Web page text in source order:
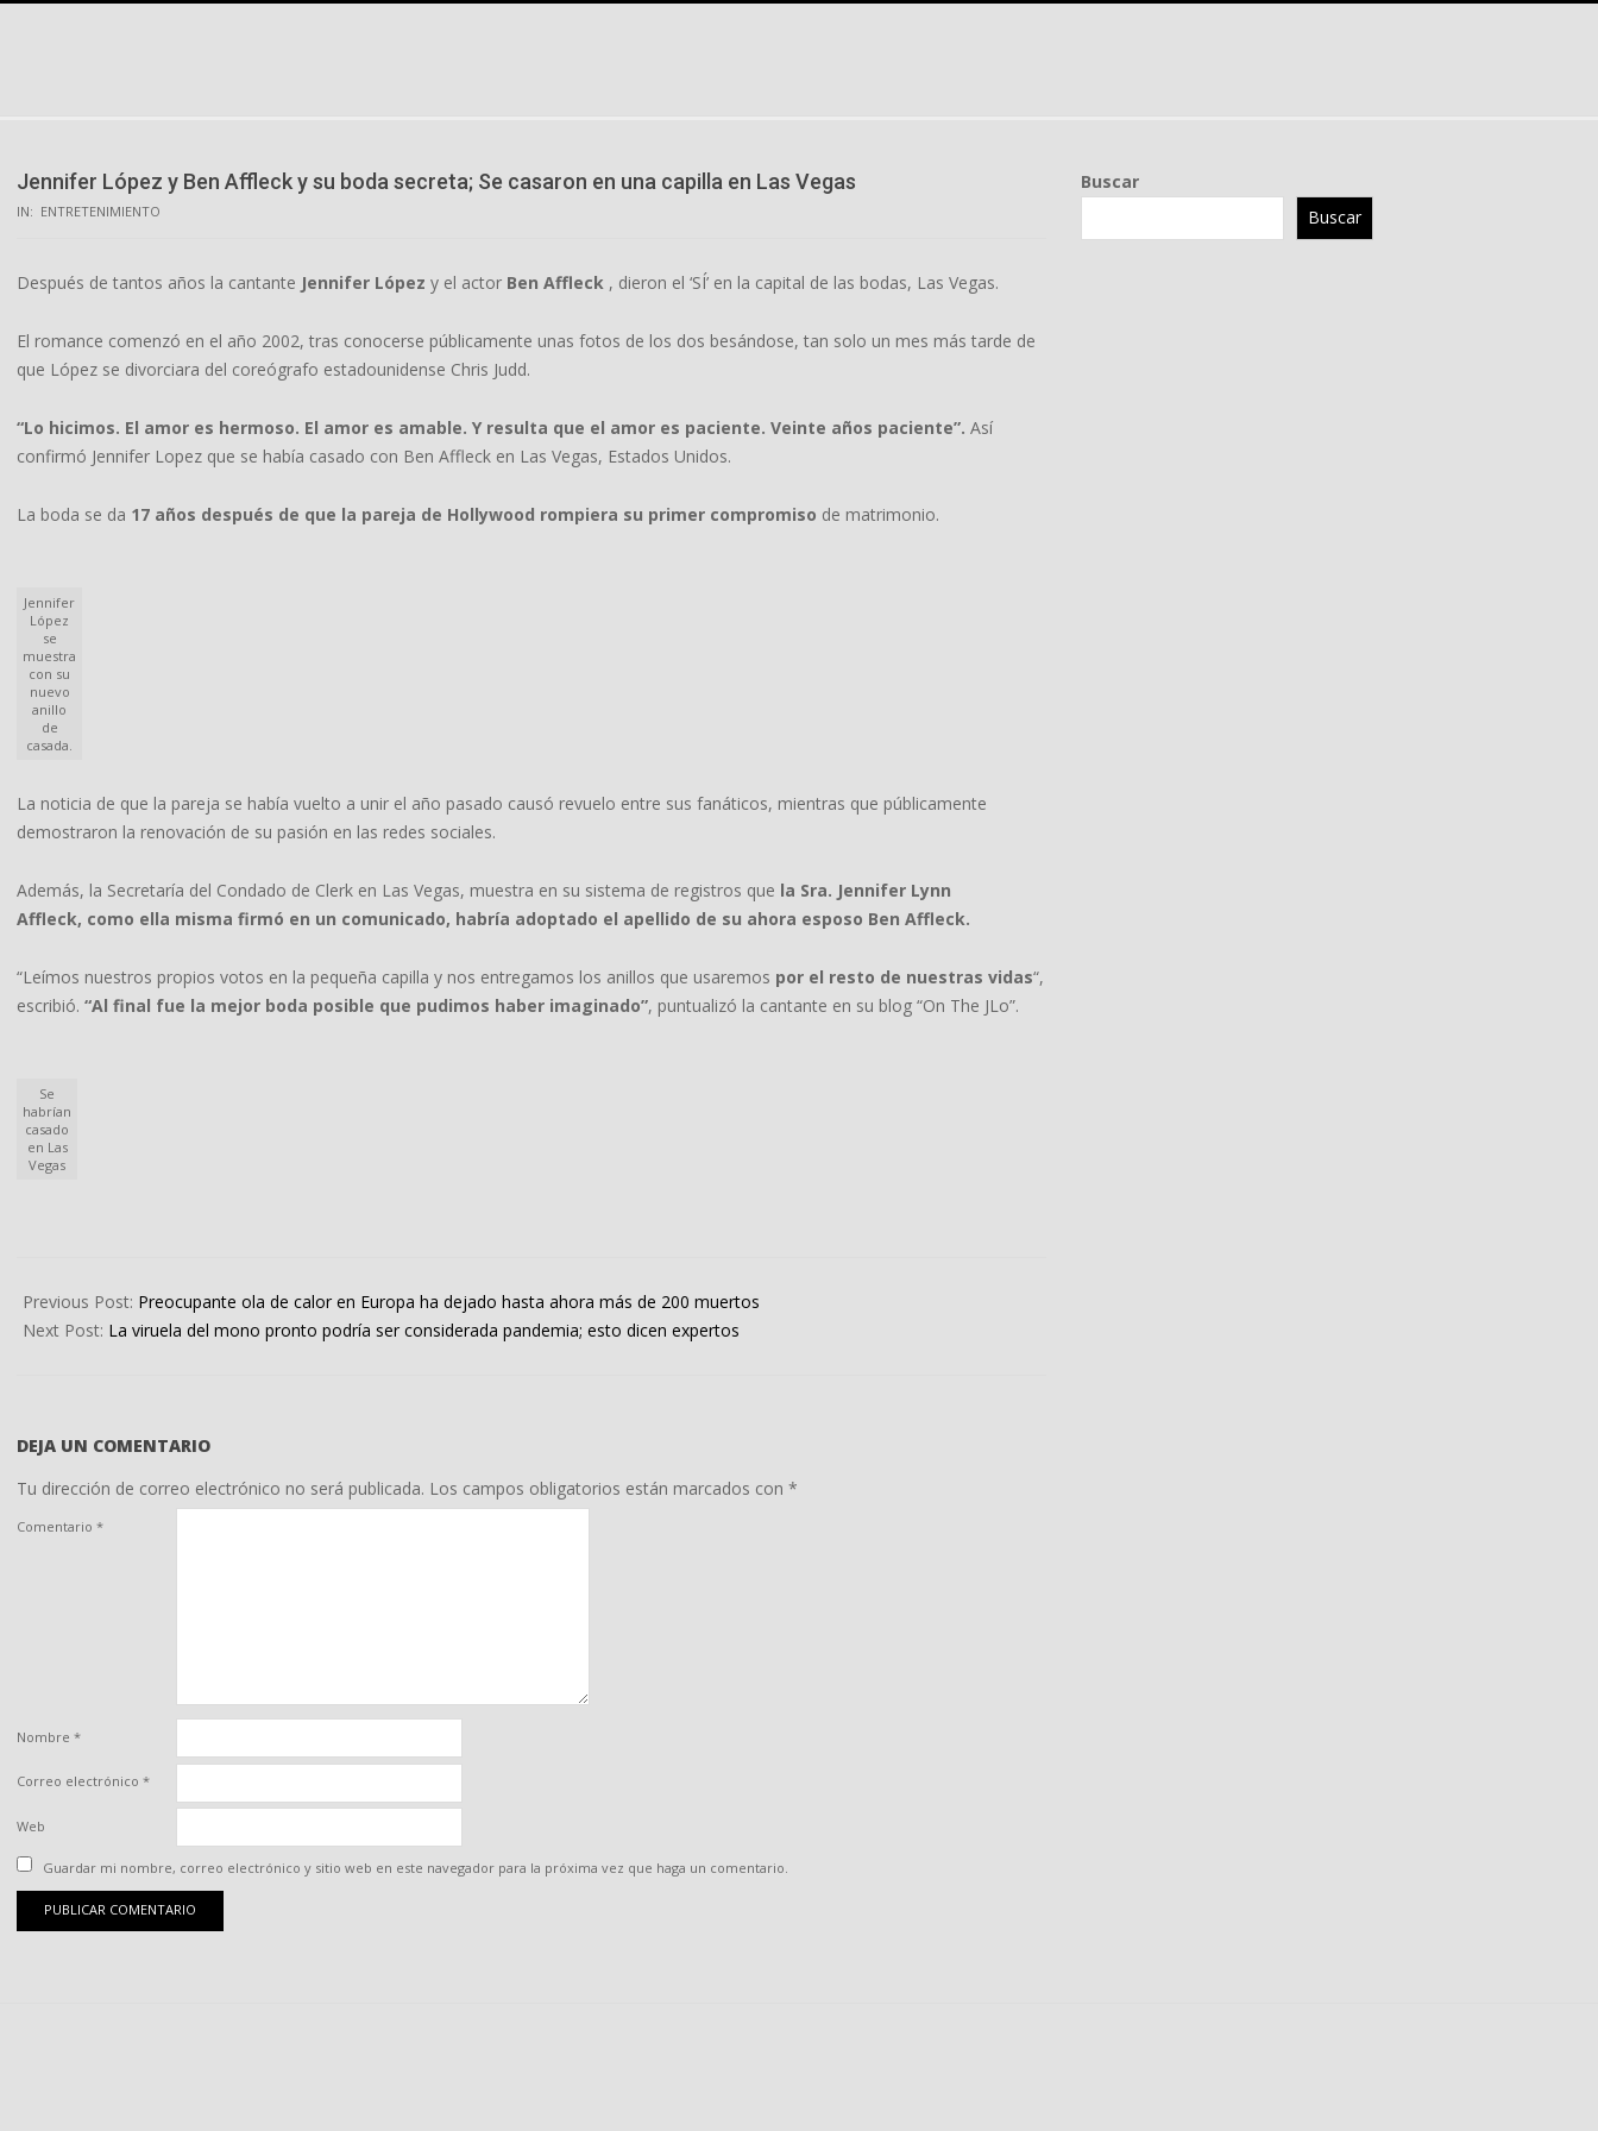
Jennifer López y Ben Affleck y su boda secreta; Se casaron en una capilla en Las Vegas
IN: ENTRETENIMIENTO
Después de tantos años la cantante Jennifer López y el actor Ben Affleck , dieron el ‘SÍ’ en la capital de las bodas, Las Vegas.
El romance comenzó en el año 2002, tras conocerse públicamente unas fotos de los dos besándose, tan solo un mes más tarde de
que López se divorciara del coreógrafo estadounidense Chris Judd.
“Lo hicimos. El amor es hermoso. El amor es amable. Y resulta que el amor es paciente. Veinte años paciente”. Así
confirmó Jennifer Lopez que se había casado con Ben Affleck en Las Vegas, Estados Unidos.
La boda se da 17 años después de que la pareja de Hollywood rompiera su primer compromiso de matrimonio.
Jennifer
López
se
muestra
con su
nuevo
anillo
de
casada.
La noticia de que la pareja se había vuelto a unir el año pasado causó revuelo entre sus fanáticos, mientras que públicamente
demostraron la renovación de su pasión en las redes sociales.
Además, la Secretaría del Condado de Clerk en Las Vegas, muestra en su sistema de registros que la Sra. Jennifer Lynn
Affleck, como ella misma firmó en un comunicado, habría adoptado el apellido de su ahora esposo Ben Affleck.
“Leímos nuestros propios votos en la pequeña capilla y nos entregamos los anillos que usaremos por el resto de nuestras vidas“,
escribió. “Al final fue la mejor boda posible que pudimos haber imaginado”, puntualizó la cantante en su blog “On The JLo”.
Se
habrían
casado
en Las
Vegas
07-
18
Previous Post: Preocupante ola de calor en Europa ha dejado hasta ahora más de 200 muertos
Next Post: La viruela del mono pronto podría ser considerada pandemia; esto dicen expertos
DEJA UN COMENTARIO
Tu dirección de correo electrónico no será publicada. Los campos obligatorios están marcados con *
Comentario *
Nombre *
Correo electrónico *
Web
Guardar mi nombre, correo electrónico y sitio web en este navegador para la próxima vez que haga un comentario.
Buscar
Buscar